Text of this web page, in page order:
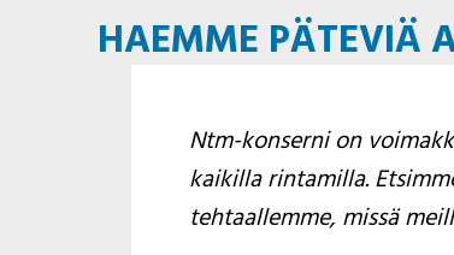
HAEMME PÄTEVIÄ
Ntm-konserni on
kaikilla rintamilla.
tehtaallemme, missä